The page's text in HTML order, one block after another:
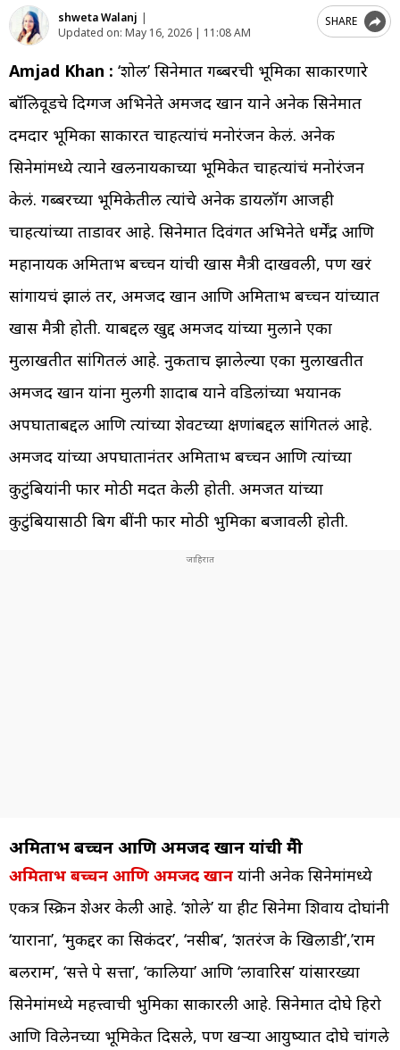
shweta Walanj |
Updated on: May 16, 2026 | 11:08 AM
SHARE
Amjad Khan : ‘शोल’ सिनेमात गब्बरची भूमिका साकारणारे
बॉलिवूडचे दिग्गज अभिनेते अमजद खान याने अनेक सिनेमात
दमदार भूमिका साकारत चाहत्यांचं मनोरंजन केलं. अनेक
सिनेमांमध्ये त्याने खलनायकाच्या भूमिकेत चाहत्यांचं मनोरंजन
केलं. गब्बरच्या भूमिकेतील त्यांचे अनेक डायलॉग आजही
चाहत्यांच्या तोंडावर आहे. सिनेमात दिवंगत अभिनेते धर्मेंद्र आणि
महानायक अमिताभ बच्चन यांची खास मैत्री दाखवली, पण खरं
सांगायचं झालं तर, अमजद खान आणि अमिताभ बच्चन यांच्यात
खास मैत्री होती. याबद्दल खुद्द अमजद यांच्या मुलाने एका
मुलाखतीत सांगितलं आहे. नुकताच झालेल्या एका मुलाखतीत
अमजद खान यांना मुलगी शादाब याने वडिलांच्या भयानक
अपघाताबद्दल आणि त्यांच्या शेवटच्या क्षणांबद्दल सांगितलं आहे.
अमजद यांच्या अपघातानंतर अमिताभ बच्चन आणि त्यांच्या
कुटुंबियांनी फार मोठी मदत केली होती. अमजत यांच्या
कुटुंबियासाठी बिग बींनी फार मोठी भुमिका बजावली होती.
अमिताभ बच्चन आणि अमजद खान यांची मैत्री
अमिताभ बच्चन आणि अमजद खान यांनी अनेक सिनेमांमध्ये
एकत्र स्क्रिन शेअर केली आहे. ‘शोले’ या हीट सिनेमा शिवाय दोघांनी
‘याराना’, ‘मुकद्दर का सिकंदर’, ‘नसीब’, ‘शतरंज के खिलाडी’,’राम
बलराम’, ‘सत्ते पे सत्ता’, ‘कालिया’ आणि ‘लावारिस’ यांसारख्या
सिनेमांमध्ये महत्त्वाची भुमिका साकारली आहे. सिनेमात दोघे हिरो
आणि विलेनच्या भूमिकेत दिसले, पण खऱ्या आयुष्यात दोघे चांगले